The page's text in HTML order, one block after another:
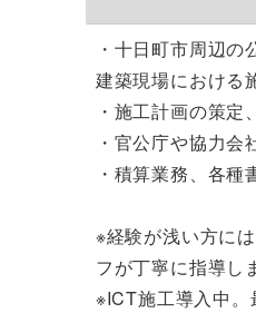
・十日町市周辺の
建築現場における
・施工計画の策定
・官公庁や協力会
・積算業務、各種
※経験が浅い方に
フが丁寧に指導し
※ICT施工導入中